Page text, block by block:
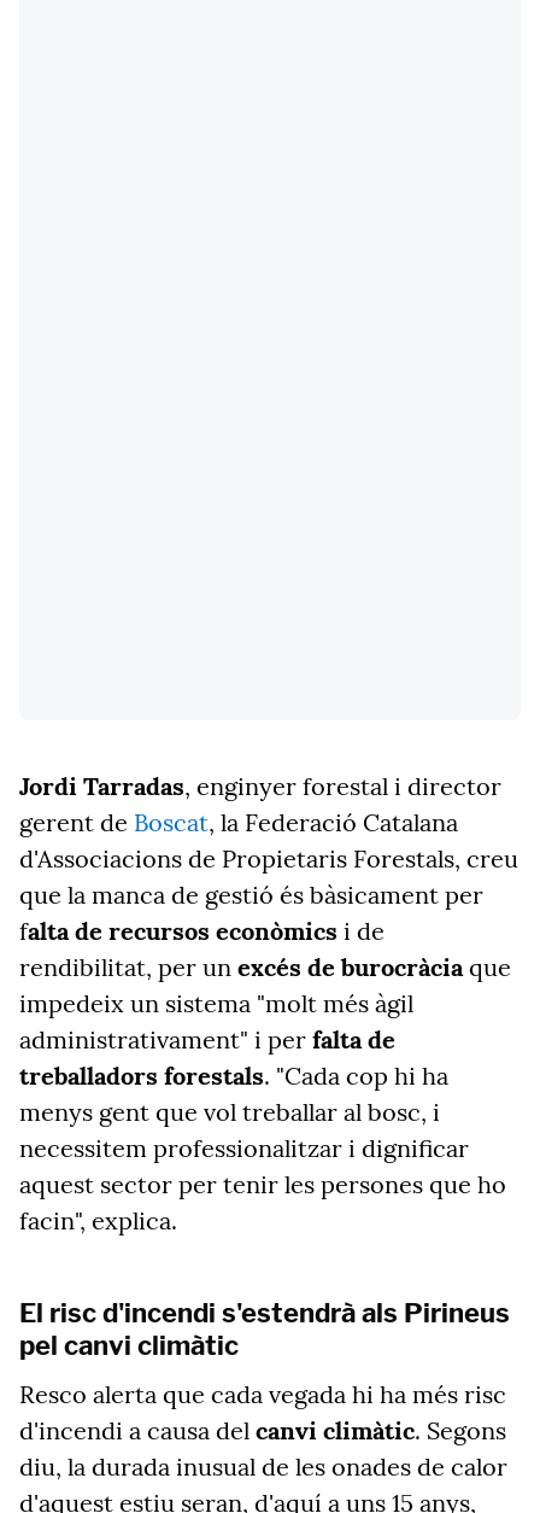
Jordi Tarradas, enginyer forestal i director
gerent de Boscat, la Federació Catalana
d'Associacions de Propietaris Forestals, creu
que la manca de gestió és bàsicament per
falta de recursos econòmics i de
rendibilitat, per un excés de burocràciaque
impedeix un sistema "molt més àgil
administrativament" i per falta de
treballadors forestals. "Cada cop hi ha
menys gent que vol treballar al bosc, i
necessitem professionalitzar i dignificar
aquest sector per tenir les persones que ho
facin", explica.
El risc d'incendi s'estendrà als Pirineus
pel canvi climàtic
Resco alerta que cada vegada hi ha més risc
d'incendi a causa del canvi climàtic. Segons
diu, la durada inusual de les onades de calor
d'aquest estiu seran, d'aquí a uns 15 anys,